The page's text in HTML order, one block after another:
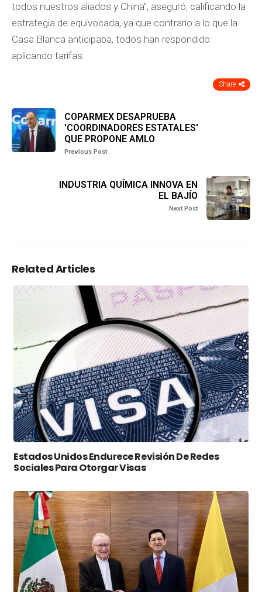
todos nuestros aliados y China”, aseguró, calificando la
estrategia de equivocada, ya que contrario a lo que la
Casa Blanca anticipaba, todos han respondido
aplicando tarifas.
Share
COPARMEX DESAPRUEBA
'COORDINADORES ESTATALES'
QUE PROPONE AMLO
Previous Post
INDUSTRIA QUÍMICA INNOVA EN
EL BAJÍO
Next Post
Related Articles
Estados Unidos Endurece Revisión De Redes
Sociales Para Otorgar Visas